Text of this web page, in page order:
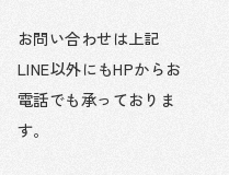
お問い合わせは上記
LINE以外にもHPからお
電話でも承っておりま
す。